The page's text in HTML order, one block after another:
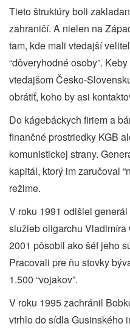
Tieto štruktúry boli
zahraničí. A nielen na
tam, kde mali vtedajší
“dôveryhodné osoby”.
vtedajšom Česko-
obrátiť, koho by asi
Do kágebáckych firiem a
finančné prostriedky KGB
komunistickej strany.
kapitál, ktorý im zaručoval
režime.
V roku 1991 odišiel
služieb oligarchu
2001 pôsobil ako šéf jeho
Pracovali pre ňu stovky
1.500 “vojakov”.
V roku 1995 zachránil
vtrhlo do sídla Gusinského